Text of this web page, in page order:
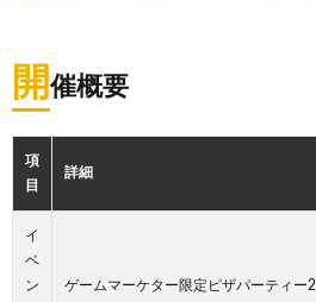
開催概要
項
目
詳細
イ
ベ
ン
ゲームマーケター限定ピザパーティー2